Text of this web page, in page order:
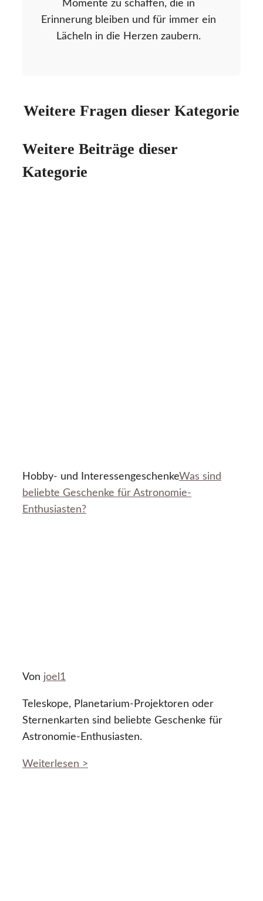
Momente zu schaffen, die in
Erinnerung bleiben und für immer ein
Lächeln in die Herzen zaubern.
Weitere Fragen dieser Kategorie
Weitere Beiträge dieser
Kategorie
Hobby- und InteressengeschenkeWas sind
beliebte Geschenke für Astronomie-
Enthusiasten?
Von joel1
Teleskope, Planetarium-Projektoren oder
Sternenkarten sind beliebte Geschenke für
Astronomie-Enthusiasten.
Weiterlesen >